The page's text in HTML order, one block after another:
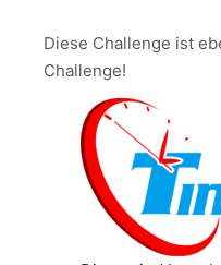
Diese Challenge ist
Challenge!